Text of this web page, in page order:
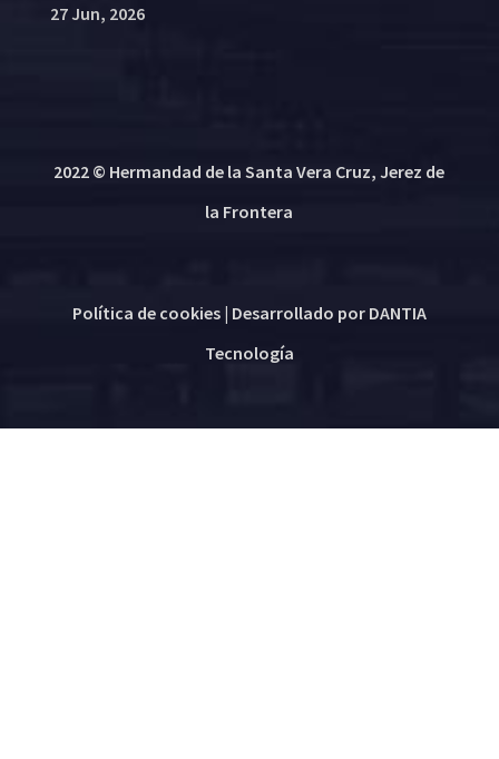
27 Jun, 2026
2022 © Hermandad de la Santa Vera Cruz, Jerez de
la Frontera
Política de cookies| Desarrollado por DANTIA
Tecnología